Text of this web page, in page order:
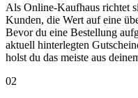
Als Online-Kaufhaus richtet
Kunden, die Wert auf eine
Bevor du eine Bestellung
aktuell hinterlegten
holst du das meiste aus
02